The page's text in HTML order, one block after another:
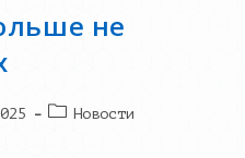
не
PostНовости